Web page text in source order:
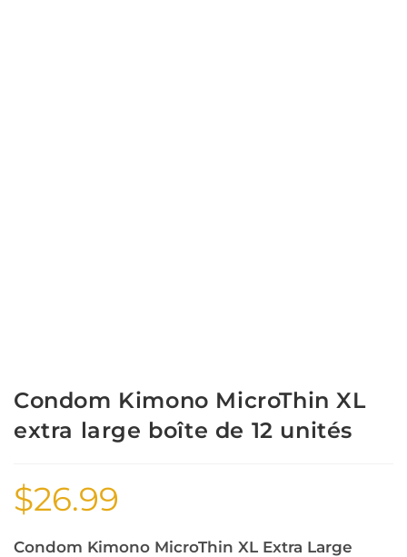
Condom Kimono MicroThin XL
extra large boîte de 12 unités
$26.99
Condom Kimono MicroThin XL Extra Large